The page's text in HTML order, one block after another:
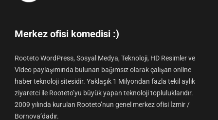
Merkez ofisi komedisi :)
Rooteto WordPress, Sosyal Medya, Teknoloji, HD Resimler ve
Video paylaşımında bulunan bağımsız olarak çalışan online
haber teknoloji sitesidir. Yaklaşık 1 Milyondan fazla tekil aylık
ziyaretci ile Rooteto’yu büyük yapan teknoloji topluluklarıdır.
2009 yılında kurulan Rooteto’nun genel merkez ofisi İzmir /
Bornova’dadır.